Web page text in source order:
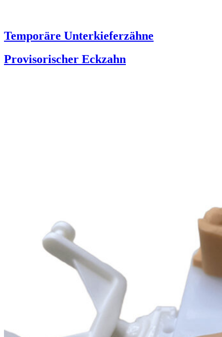
Temporäre Unterkieferzähne
Provisorischer Eckzahn